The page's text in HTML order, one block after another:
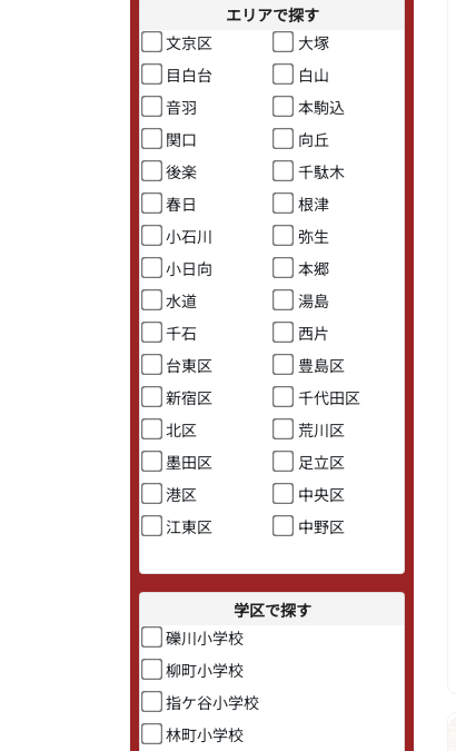
エリアで探す
文京区
大塚
目白台
白山
音羽
本駒込
関口
向丘
後楽
千駄木
春日
根津
小石川
弥生
小日向
本郷
水道
湯島
千石
西片
台東区
豊島区
新宿区
千代田区
北区
荒川区
墨田区
足立区
港区
中央区
江東区
中野区
学区で探す
礫川小学校
柳町小学校
指ケ谷小学校
林町小学校